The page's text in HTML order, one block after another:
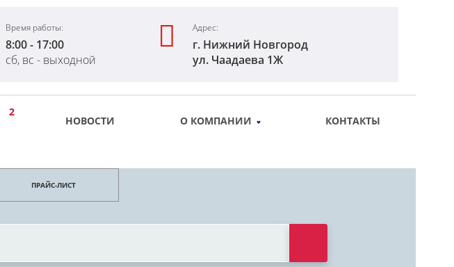
Время работы:
8:00 - 17:00
сб, вс - выходной
Адрес:
г. Нижний Новгород
ул. Чаадаева 1Ж
2
НОВОСТИ О КОМПАНИИ
КОНТАКТЫ
ПРАЙС-ЛИСТ